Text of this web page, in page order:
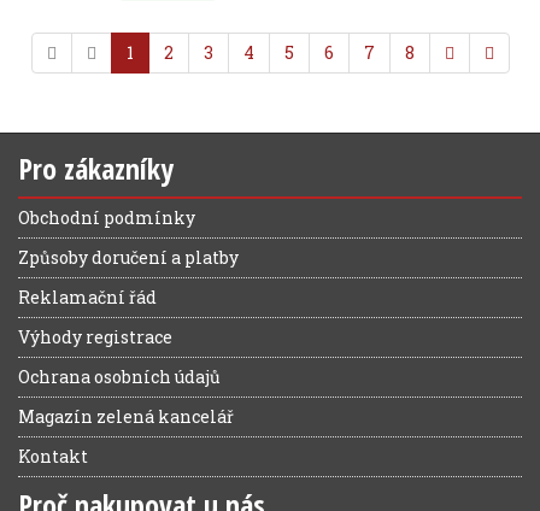
1 2 3 4 5 6 7 8
Pro zákazníky
Obchodní podmínky
Způsoby doručení a platby
Reklamační řád
Výhody registrace
Ochrana osobních údajů
Magazín zelená kancelář
Kontakt